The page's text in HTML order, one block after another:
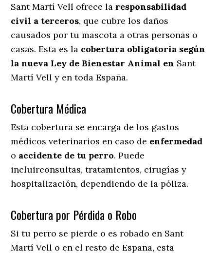
Sant Martí Vell ofrece la responsabilidad
civil a terceros, que cubre los daños
causados por tu mascota a otras personas o
casas. Esta es la cobertura obligatoria según
la nueva Ley de Bienestar Animal en Sant
Martí Vell y en toda España.
Cobertura Médica
Esta cobertura se encarga de los gastos
médicos veterinarios en caso de enfermedad
o accidente de tu perro. Puede
incluirconsultas, tratamientos, cirugías y
hospitalización, dependiendo de la póliza.
Cobertura por Pérdida o Robo
Si tu perro se pierde o es robado en Sant
Martí Vell o en el resto de España, esta